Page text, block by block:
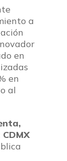
a
en
en
al